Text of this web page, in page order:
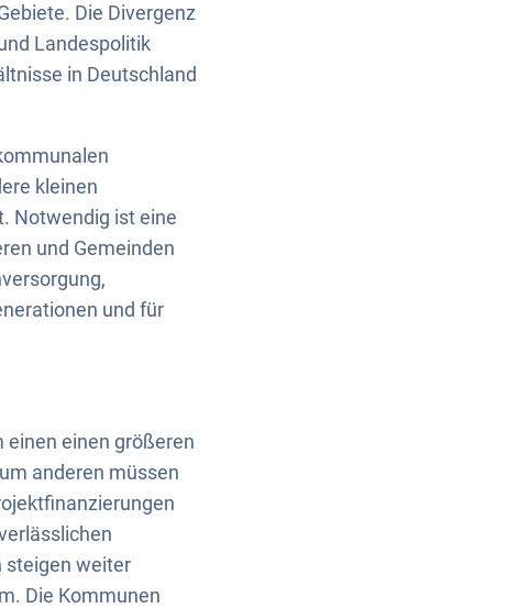
Die Divergenz
Landespolitik
in Deutschland
kleinen
Notwendig ist eine
und Gemeinden
und für
einen einen größeren
anderen müssen
steigen weiter
Die Kommunen